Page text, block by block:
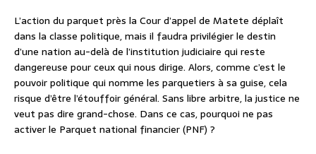
L’action du parquet près la Cour d’appel de Matete déplaît
dans la classe politique, mais il faudra privilégier le destin
d’une nation au-delà de l’institution judiciaire qui reste
dangereuse pour ceux qui nous dirige. Alors, comme c’est le
pouvoir politique qui nomme les parquetiers à sa guise, cela
risque d’être l’étouffoir général. Sans libre arbitre, la justice ne
veut pas dire grand-chose. Dans ce cas, pourquoi ne pas
activer le Parquet national financier (PNF) ?